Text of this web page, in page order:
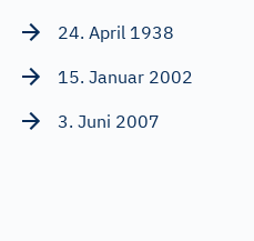
24. April 1938
15. Januar 2002
3. Juni 2007